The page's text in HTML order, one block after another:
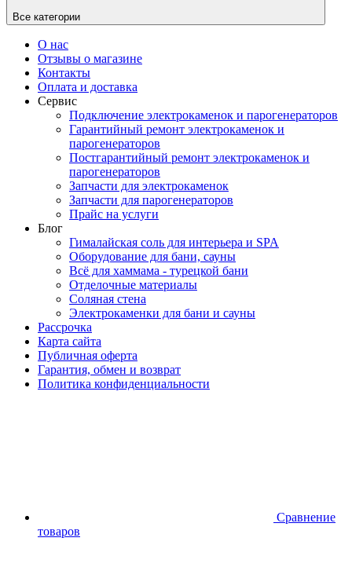
Все категории
О нас
Отзывы о магазине
Контакты
Оплата и доставка
Сервис
Подключение электрокаменок и парогенераторов
Гарантийный ремонт электрокаменок и
парогенераторов
Постгарантийный ремонт электрокаменок и
парогенераторов
Запчасти для электрокаменок
Запчасти для парогенераторов
Прайс на услуги
Блог
Гималайская соль для интерьера и SPA
Оборудование для бани, сауны
Всё для хаммама - турецкой бани
Отделочные материалы
Соляная стена
Электрокаменки для бани и сауны
Рассрочка
Карта сайта
Публичная оферта
Гарантия, обмен и возврат
Политика конфиденциальности
Сравнение
товаров